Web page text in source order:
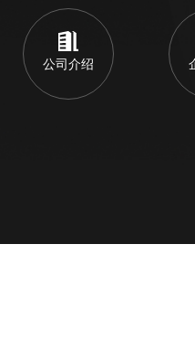
公司介绍